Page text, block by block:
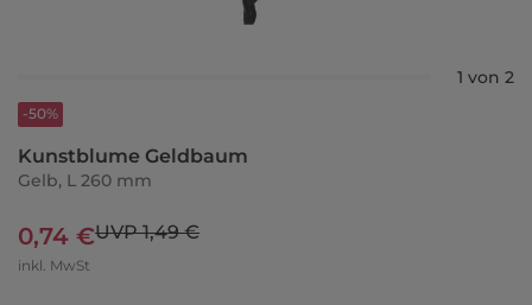
1 von 2
-50%
Kunstblume Geldbaum
Gelb, L 260 mm
0,74 €UVP 1,49 €
inkl. MwSt